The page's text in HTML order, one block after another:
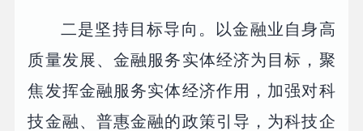
二是坚持目标导向。以金融业自身高
质量发展、金融服务实体经济为目标，聚
焦发挥金融服务实体经济作用，加强对科
技金融、普惠金融的政策引导，为科技企